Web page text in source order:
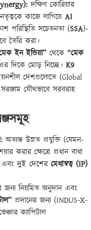
দক্ষিণ কোরিয়ার
কাজে লাগিয়ে AI
পরিস্থিতি সচেতনতা (SSA)-
তৈরি করা।
ইন ইন্ডিয়া” থেকে “মেক
দিকে মোড় নিচ্ছে। K9
দেশগুলোতে (Global
যৌথভাবে সরবরাহ
অত্যন্ত উন্নত প্রযুক্তি (যেমন-
করার ক্ষেত্রে প্রধান বাধা
এবং দুই দেশের মেধাস্বত্ব (IP)
জন্য নিয়মিত অনুদান এবং
প্রদানের জন্য (INDUS-X-
ক্যাপিটাল